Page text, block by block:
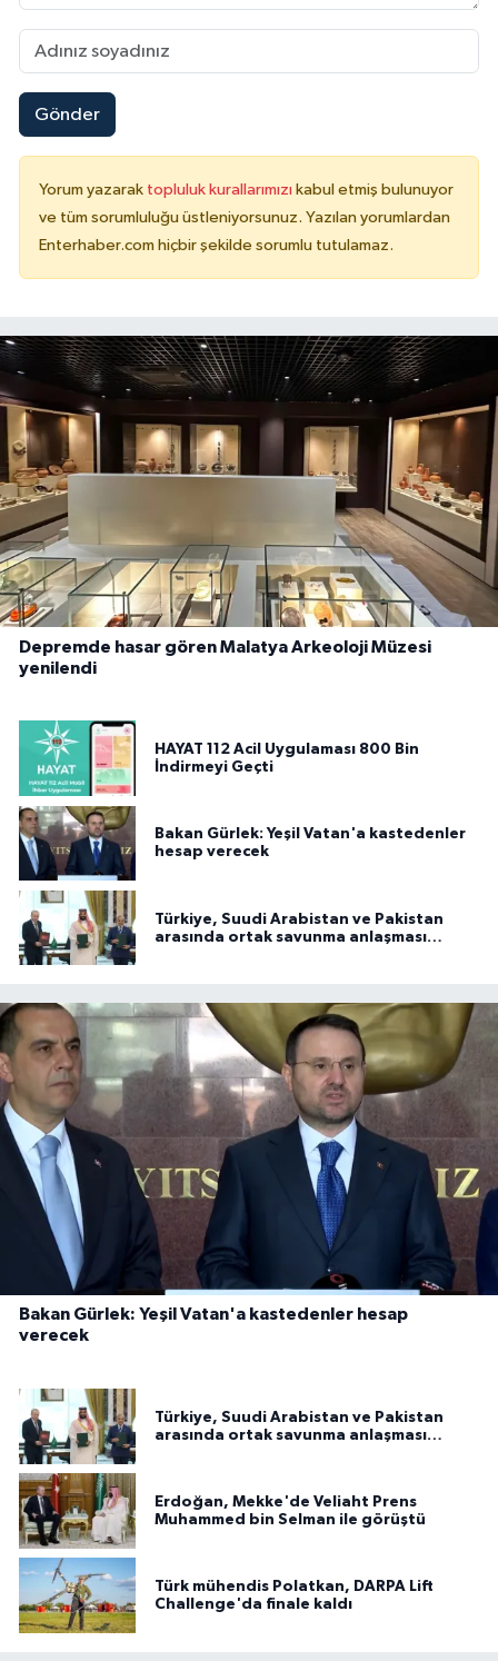
Gönder
Yorum yazarak topluluk kurallarımızı kabul etmiş bulunuyor
ve tüm sorumluluğu üstleniyorsunuz. Yazılan yorumlardan
Enterhaber.com hiçbir şekilde sorumlu tutulamaz.
Depremde hasar gören Malatya Arkeoloji Müzesi
yenilendi
HAYAT 112 Acil Uygulaması 800 Bin
İndirmeyi Geçti
Bakan Gürlek: Yeşil Vatan'a kastedenler
hesap verecek
Türkiye, Suudi Arabistan ve Pakistan
arasında ortak savunma anlaşması
Bakan Gürlek: Yeşil Vatan'a kastedenler hesap
verecek
Türkiye, Suudi Arabistan ve Pakistan
arasında ortak savunma anlaşması
Erdoğan, Mekke'de Veliaht Prens
Muhammed bin Selman ile görüştü
Türk mühendis Polatkan, DARPA Lift
Challenge'da finale kaldı